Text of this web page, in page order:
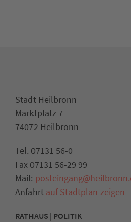
Stadt Heilbronn
Marktplatz 7
74072 Heilbronn
Tel. 07131 56-0
Fax 07131 56-29 99
Mail:
Anfahrt auf Stadtplan zeigen
RATHAUS | POLITIK